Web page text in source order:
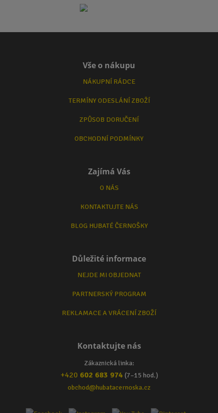
Vše o nákupu
NÁKUPNÍ RÁDCE
TERMÍNY ODESLÁNÍ ZBOŽÍ
ZPŮSOB DORUČENÍ
OBCHODNÍ PODMÍNKY
Zajímá Vás
O NÁS
KONTAKTUJTE NÁS
BLOG HUBATÉ ČERNOŠKY
Důležité informace
NEJDE MI OBJEDNAT
PARTNERSKÝ PROGRAM
REKLAMACE A VRÁCENÍ ZBOŽÍ
Kontaktujte nás
Zákaznická linka:
+420 602 683 974 (7–15 hod.)
obchod@hubatacernoska.cz